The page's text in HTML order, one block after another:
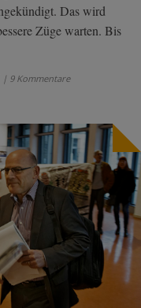
Das wird
Züge warten. Bis
| 9 Kommentare